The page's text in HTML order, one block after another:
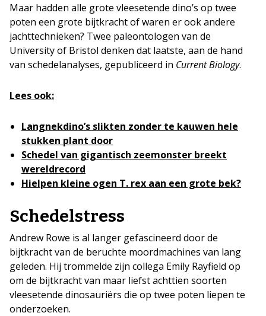
Maar hadden alle grote vleesetende dino’s op twee
poten een grote bijtkracht of waren er ook andere
jachttechnieken? Twee paleontologen van de
University of Bristol denken dat laatste, aan de hand
van schedelanalyses, gepubliceerd in Current Biology.
Lees ook:
Langnekdino’s slikten zonder te kauwen hele
stukken plant door
Schedel van gigantisch zeemonster breekt
wereldrecord
Hielpen kleine ogen T. rex aan een grote bek?
Schedelstress
Andrew Rowe is al langer gefascineerd door de
bijtkracht van de beruchte moordmachines van lang
geleden. Hij trommelde zijn collega Emily Rayfield op
om de bijtkracht van maar liefst achttien soorten
vleesetende dinosauriërs die op twee poten liepen te
onderzoeken.